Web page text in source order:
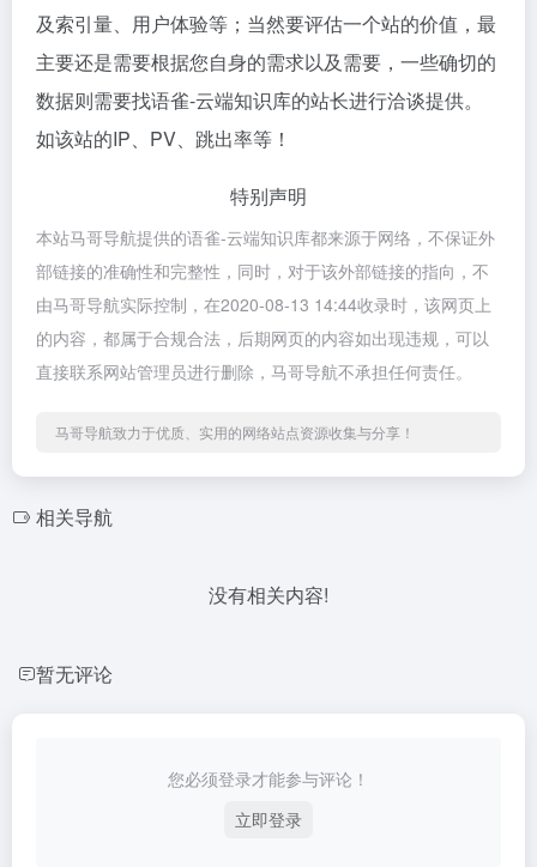
及索引量、用户体验等；当然要评估一个站的价值，最
主要还是需要根据您自身的需求以及需要，一些确切的
数据则需要找语雀-云端知识库的站长进行洽谈提供。
如该站的IP、PV、跳出率等！
特别声明
本站马哥导航提供的语雀-云端知识库都来源于网络，不保证外
部链接的准确性和完整性，同时，对于该外部链接的指向，不
由马哥导航实际控制，在2020-08-13 14:44收录时，该网页上
的内容，都属于合规合法，后期网页的内容如出现违规，可以
直接联系网站管理员进行删除，马哥导航不承担任何责任。
马哥导航致力于优质、实用的网络站点资源收集与分享！
相关导航
没有相关内容!
暂无评论
您必须登录才能参与评论！
立即登录